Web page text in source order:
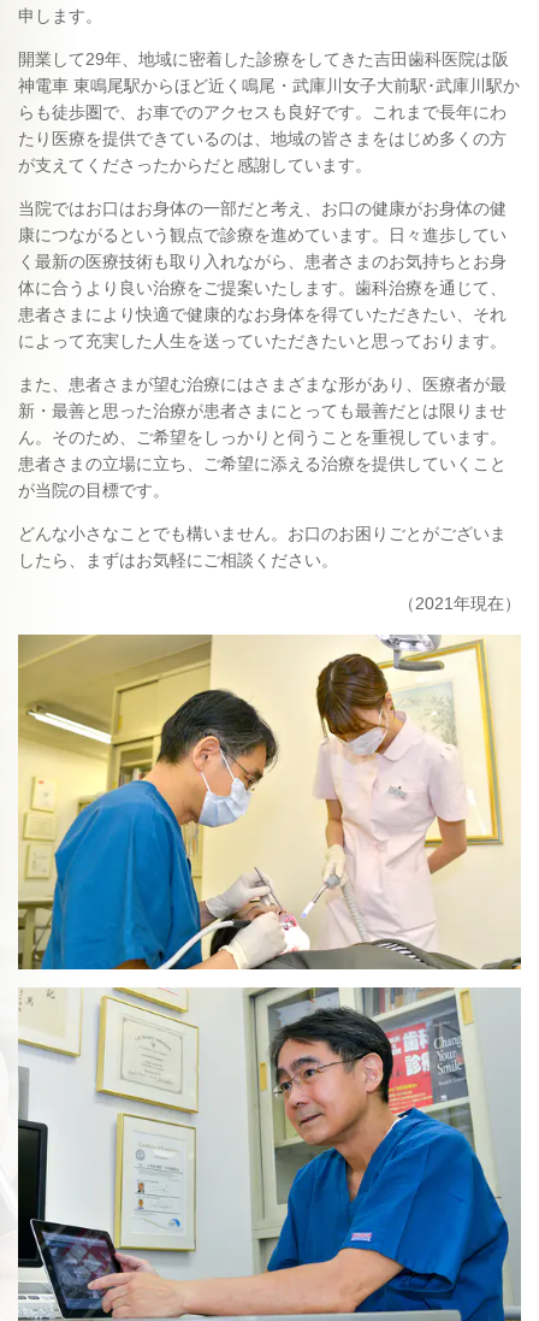
申します。
開業して29年、地域に密着した診療をしてきた吉田歯科医院は阪
神電車 東鳴尾駅からほど近く鳴尾・武庫川女子大前駅･武庫川駅か
らも徒歩圏で、お車でのアクセスも良好です。これまで長年にわ
たり医療を提供できているのは、地域の皆さまをはじめ多くの方
が支えてくださったからだと感謝しています。
当院ではお口はお身体の一部だと考え、お口の健康がお身体の健
康につながるという観点で診療を進めています。日々進歩してい
く最新の医療技術も取り入れながら、患者さまのお気持ちとお身
体に合うより良い治療をご提案いたします。歯科治療を通じて、
患者さまにより快適で健康的なお身体を得ていただきたい、それ
によって充実した人生を送っていただきたいと思っております。
また、患者さまが望む治療にはさまざまな形があり、医療者が最
新・最善と思った治療が患者さまにとっても最善だとは限りませ
ん。そのため、ご希望をしっかりと伺うことを重視しています。
患者さまの立場に立ち、ご希望に添える治療を提供していくこと
が当院の目標です。
どんな小さなことでも構いません。お口のお困りごとがございま
したら、まずはお気軽にご相談ください。
（2021年現在）